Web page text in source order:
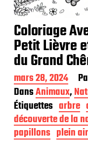
Coloriage
Petit Lièvre
du Grand
D
a
t
e
d
e
p
mars 28, 2024
DansAnimaux,
Étiquettes arbre
découverte de la
papillons plein air